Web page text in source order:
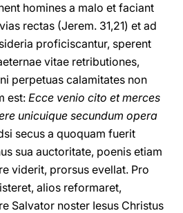
homines a malo et faciant
rectas (Jerem. 31,21) et ad
proficiscantur, sperent
vitae retributiones,
perpetuas calamitates non
est: Ecce venio cito et merces
unicuique secundum opera
secus a quoquam fuerit
sua auctoritate, poenis etiam
viderit, prorsus evellat. Pro
alios reformaret,
Salvator noster Iesus Christus